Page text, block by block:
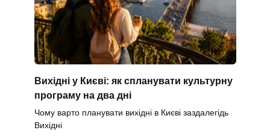
Вихідні у Києві: як спланувати культурну
програму на два дні
Чому варто планувати вихідні в Києві заздалегідь
Вихідні